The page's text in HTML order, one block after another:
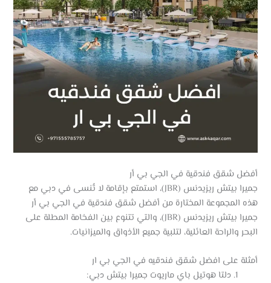
أفضل شقق فندقية في الجي بي أر
جميرا بيتش ريزيدنس (JBR)، استمتع بإقامة لا تُنسى في دبي مع
هذه المجموعة المختارة من أفضل شقق فندقية في الجي بي أر
جميرا بيتش ريزيدنس (JBR)، والتي تتنوع بين الفخامة المطلة على
البحر والراحة العائلية، لتلبية جميع الأذواق والميزانيات.
أمثلة على افضل شقق فندقيه في الجي بي ار
دلتا هوتيل باي ماريوت جميرا بيتش دبي: